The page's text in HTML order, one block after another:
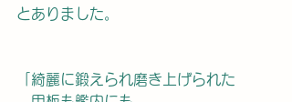
とありました。
「綺麗に鍛えられ磨き上げられた